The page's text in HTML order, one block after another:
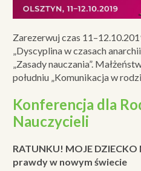
Zarezerwuj czas
„Dyscyplina w czasach
„Zasady nauczania”.
południu „Komunikacja w
Konferencja dla
Nauczycieli
RATUNKU! MOJE
prawdy w nowym świecie